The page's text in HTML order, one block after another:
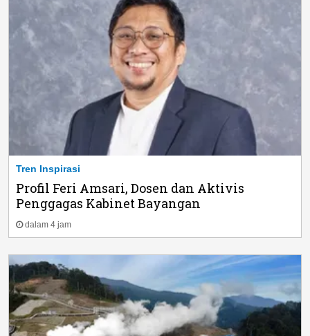
Tren Inspirasi
Profil Feri Amsari, Dosen dan Aktivis
Penggagas Kabinet Bayangan
dalam 4 jam